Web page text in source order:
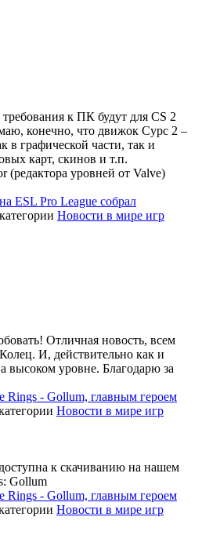
к ПК будут для CS 2
конечно, что движок Сурс 2 –
в графической части, так и
карт, скинов и т.п.
(редактора уровней от Valve)
ESL Pro League собрал
Новости в мире игр
Отличная новость, всем
И, действительно как и
высоком уровне. Благодарю за
Rings - Gollum, главным героем
Новости в мире игр
к скачиванию на нашем
Gollum
Rings - Gollum, главным героем
Новости в мире игр